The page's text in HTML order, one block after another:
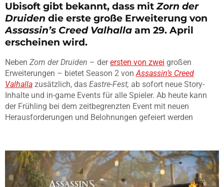
Ubisoft gibt bekannt, dass mitZorn der
Druiden die erste große Erweiterung von
Assassin’s Creed Valhalla am 29. April
erscheinen wird.
Neben Zorn der Druiden – derersten von zwei großen
Erweiterungen – bietet Season 2 vonAssassin’s Creed
Valhalla zusätzlich, das Eastre-Fest, ab sofort neue Story-
Inhalte und in-game Events für alle Spieler. Ab heute kann
der Frühling bei dem zeitbegrenzten Event mit neuen
Herausforderungen und Belohnungen gefeiert werden